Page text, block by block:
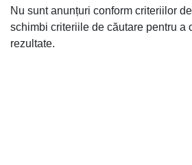
Nu sunt anunțuri conform criteriilor
schimbi criteriile de căutare pentru a
rezultate.